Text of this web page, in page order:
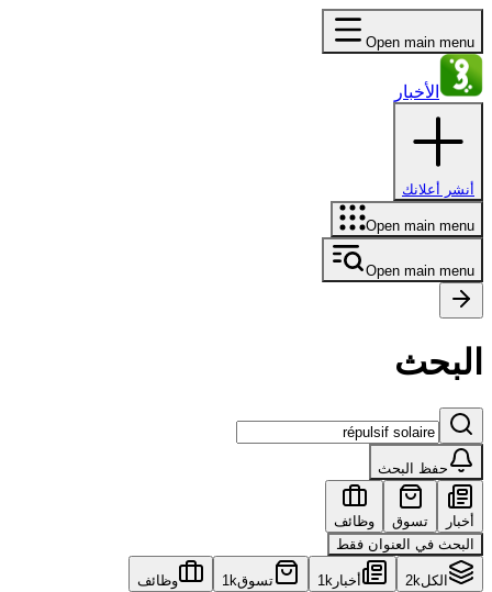
Open main menu
الأخبار
أنشر أعلانك
Open main menu
Open main menu
البحث
حفظ البحث
أخبار تسوق
وظائف
البحث في العنوان فقط
الكل2k أخبار 1k تسوق1k وظائف